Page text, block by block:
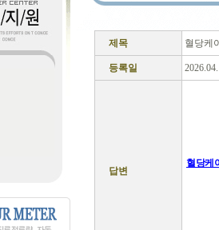
제목 혈당케
등록일
답변
혈당케